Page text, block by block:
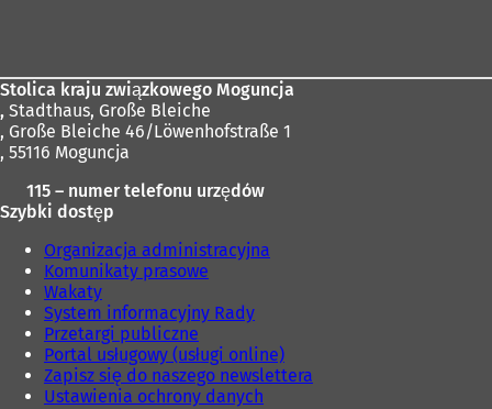
ę
w
o
Stolica kraju związkowego Moguncja
, Stadthaus, Große Bleiche
, Große Bleiche 46/Löwenhofstraße 1
, 55116 Moguncja
115 – numer telefonu urzędów
Szybki dostęp
Organizacja administracyjna
Komunikaty prasowe
Wakaty
System informacyjny Rady
Przetargi publiczne
Portal usługowy (usługi online)
Zapisz się do naszego newslettera
Ustawienia ochrony danych